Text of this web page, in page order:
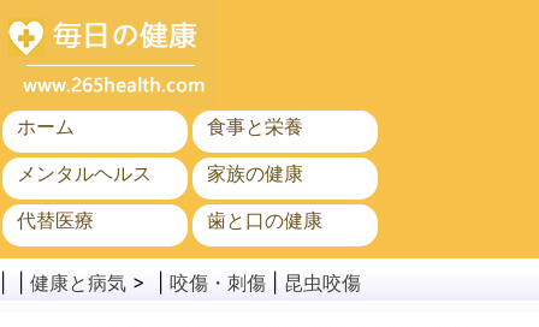
ホーム
食事と栄養
メンタルヘルス
家族の健康
代替医療
歯と口の健康
がん
公衆衛生
健康と病気 > | 咬傷・刺傷 昆虫咬傷